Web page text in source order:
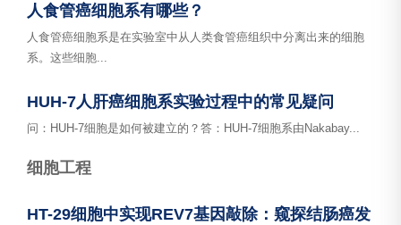
人食管癌细胞系有哪些？
人食管癌细胞系是在实验室中从人类食管癌组织中分离出来的细胞
系。这些细胞...
HUH-7人肝癌细胞系实验过程中的常见疑问
问：HUH-7细胞是如何被建立的？答：HUH-7细胞系由Nakabay...
细胞工程
HT-29细胞中实现REV7基因敲除：窥探结肠癌发